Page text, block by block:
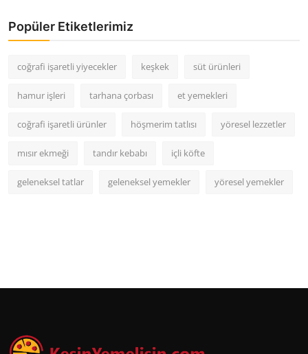
Popüler Etiketlerimiz
coğrafi işaretli yiyecekler keşkek süt ürünleri
hamur işleri tarhana çorbası et yemekleri
coğrafi işaretli ürünler höşmerim tatlısı yöresel lezzetler
mısır ekmeği tandır kebabı içli köfte
geleneksel tatlar geleneksel yemekler yöresel yemekler